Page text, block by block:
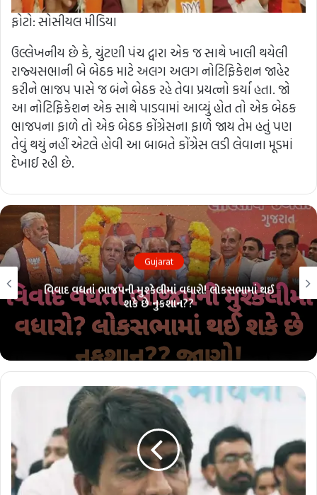
ફોટો: સોસીયલ મીડિયા
ઉલ્લેખનીય છે કે, ચુંટણી પંચ દ્વારા એક જ સાથે ખાલી થયેલી
રાજ્યસભાની બે બેઠક માટે અલગ અલગ નોટિફિકેશન જાહેર
કરીને ભાજપ પાસે જ બંને બેઠક રહે તેવા પ્રયત્નો કર્યા હતા. જો
આ નોટિફિકેશન એક સાથે પાડવામાં આવ્યું હોત તો એક બેઠક
ભાજપના ફાળે તો એક બેઠક કોંગ્રેસના ફાળે જાય તેમ હતું પણ
તેવું થયું નહીં એટલે હોવી આ બાબતે કોંગ્રેસ લડી લેવાના મૂડમાં
દેખાઈ રહી છે.
Gujarat
લોકસભા ચૂંટણી પહેલાં ભાજપમાં ભંગાણ?? 26 માંથી 26ની
પરંપરા તૂટશે?? જાણો!!